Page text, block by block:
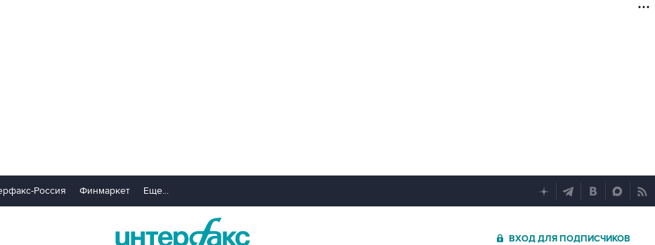
Россия Финмаркет Еще...
ВХОД ДЛЯ ПОДПИСЧИКОВ